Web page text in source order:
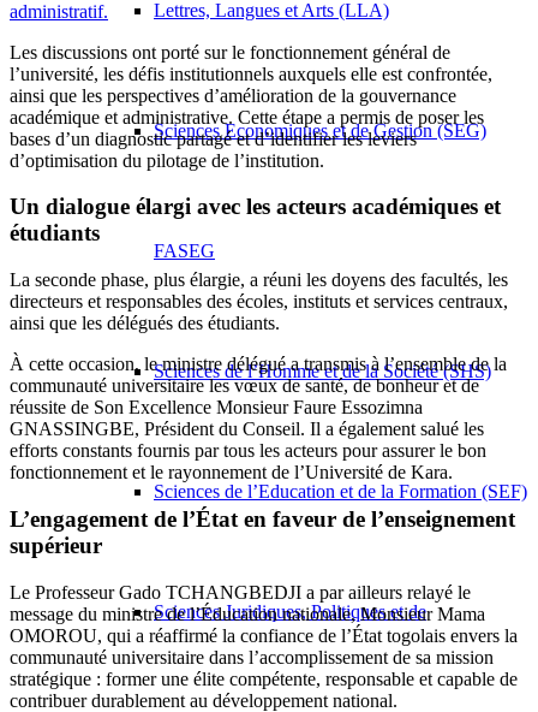
Lettres, Langues et Arts (LLA)
Sciences Economiques et de Gestion (SEG)
FASEG
Sciences de l’Homme et de la Société (SHS)
Sciences de l’Education et de la Formation (SEF)
Sciences Juridiques, Politiques et de
administratif.
Les discussions ont porté sur le fonctionnement général de
l’université, les défis institutionnels auxquels elle est confrontée,
ainsi que les perspectives d’amélioration de la gouvernance
académique et administrative. Cette étape a permis de poser les
bases d’un diagnostic partagé et d’identifier les leviers
d’optimisation du pilotage de l’institution.
Un dialogue élargi avec les acteurs académiques et
étudiants
La seconde phase, plus élargie, a réuni les doyens des facultés, les
directeurs et responsables des écoles, instituts et services centraux,
ainsi que les délégués des étudiants.
À cette occasion, le ministre délégué a transmis à l’ensemble de la
communauté universitaire les vœux de santé, de bonheur et de
réussite de Son Excellence Monsieur Faure Essozimna
GNASSINGBE, Président du Conseil. Il a également salué les
efforts constants fournis par tous les acteurs pour assurer le bon
fonctionnement et le rayonnement de l’Université de Kara.
L’engagement de l’État en faveur de l’enseignement
supérieur
Le Professeur Gado TCHANGBEDJI a par ailleurs relayé le
message du ministre de l’Éducation nationale, Monsieur Mama
OMOROU, qui a réaffirmé la confiance de l’État togolais envers la
communauté universitaire dans l’accomplissement de sa mission
stratégique : former une élite compétente, responsable et capable de
contribuer durablement au développement national.